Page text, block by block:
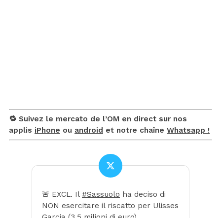
🔁 Suivez le mercato de l’OM en direct sur nos
applis iPhone ou android et notre chaîne Whatsapp !
🚨 EXCL. Il #Sassuolo ha deciso di
NON esercitare il riscatto per Ulisses